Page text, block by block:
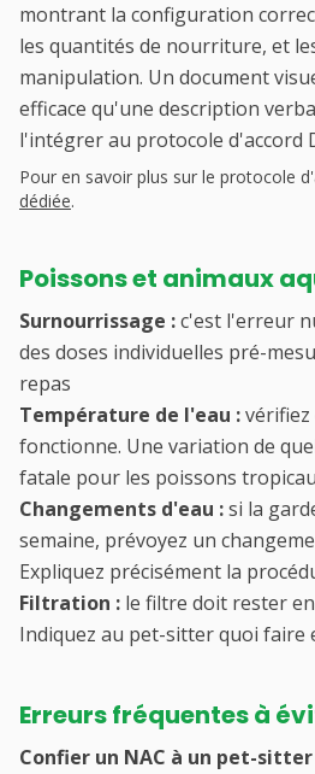
montrant la configuration
les quantités de nourriture, et
manipulation. Un document
efficace qu'une description
l'intégrer au protocole d'accord
Pour en savoir plus sur le protocole
dédiée.
Poissons et animaux
Surnourrissage :c'est l'erreur
des doses individuelles pré-
repas
Température de l'eau :vérifiez
fonctionne. Une variation de
fatale pour les poissons
Changements d'eau :si la
semaine, prévoyez un
Expliquez précisément la
Filtration : le filtre doit rester
Indiquez au pet-sitter quoi faire
Erreurs fréquentes à
Confier un NAC à un pet-